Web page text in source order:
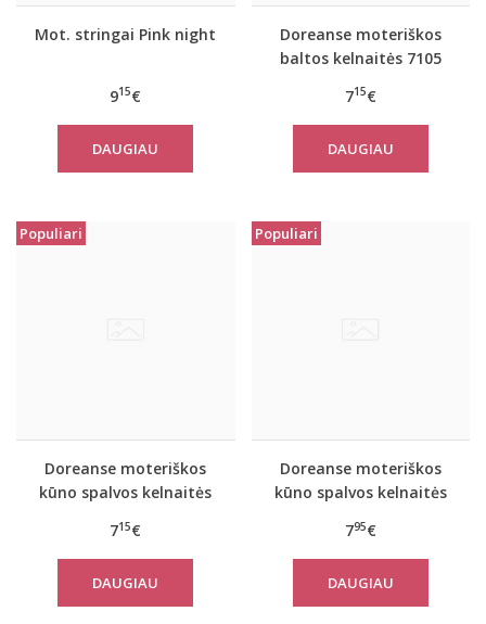
Mot. stringai Pink night
915€
DAUGIAU
Doreanse moteriškos
baltos kelnaitės 7105
715€
DAUGIAU
Populiari
Doreanse moteriškos
kūno spalvos kelnaitės
715€
DAUGIAU
Populiari
Doreanse moteriškos
kūno spalvos kelnaitės
795€
DAUGIAU